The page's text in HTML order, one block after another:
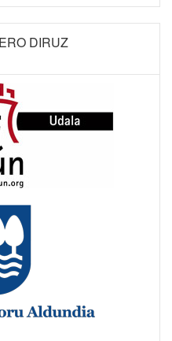
DIRUZ